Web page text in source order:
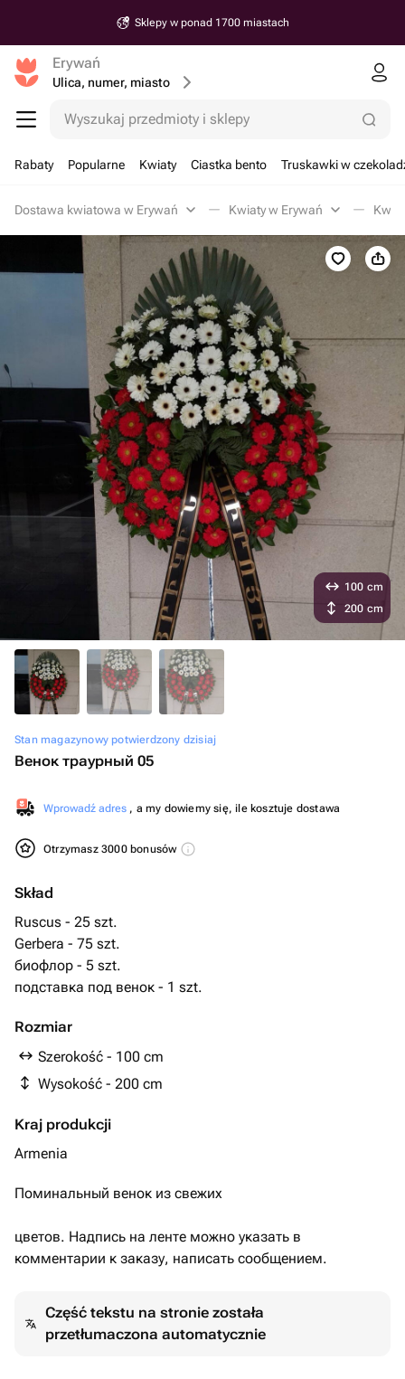
Sklepy w ponad 1700 miastach
Erywań
Ulica, numer, miasto
Wyszukaj przedmioty i sklepy
Rabaty Popularne Kwiaty Ciastka bento Truskawki w
Dostawa kwiatowa w Erywań Kwiaty w Erywań
Stan magazynowy potwierdzony dzisiaj
Венок траурный 05
Wprowadź adres , a my dowiemy się, ile kosztuje dostawa
Otrzymasz 3000 bonusów
Skład
Ruscus - 25 szt.
Gerbera - 75 szt.
биофлор - 5 szt.
подставка под венок - 1 szt.
Rozmiar
Szerokość - 100 cm
Wysokość - 200 cm
Kraj produkcji
Armenia
100 cm
200 cm
Поминальный венок из свежих
цветов. Надпись на ленте можно указать в
комментарии к заказу, написать сообщением.
Część tekstu na stronie została
przetłumaczona automatycznie